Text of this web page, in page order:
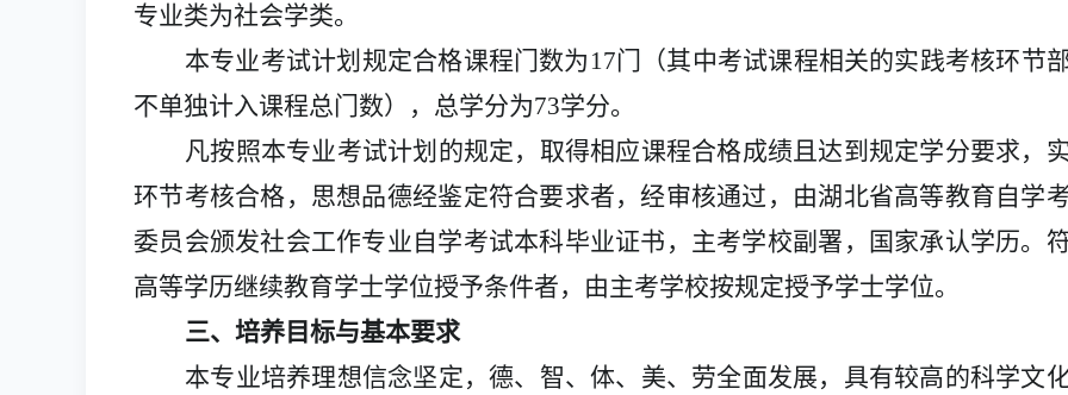
专业类为社会学类。
本专业考试计划规定合格课程门数为 17门（其中考试课程相关的实践考核环节
不单独计入课程总门数），总学分为73学分。
凡按照本专业考试计划的规定，取得相应课程合格成绩且达到规定学分要求，
环节考核合格，思想品德经鉴定符合要求者，经审核通过，由湖北省高等教育自学
委员会颁发社会工作专业自学考试本科毕业证书，主考学校副署，国家承认学历。
高等学历继续教育学士学位授予条件者，由主考学校按规定授予学士学位。
三、培养目标与基本要求
本专业培养理想信念坚定，德、智、体、美、劳全面发展，具有较高的科学文